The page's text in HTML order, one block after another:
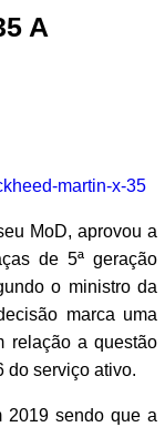
A
MoD, aprovou a
de 5ª geração
o ministro da
marca uma
relação a questão
do serviço ativo.
2019 sendo que a